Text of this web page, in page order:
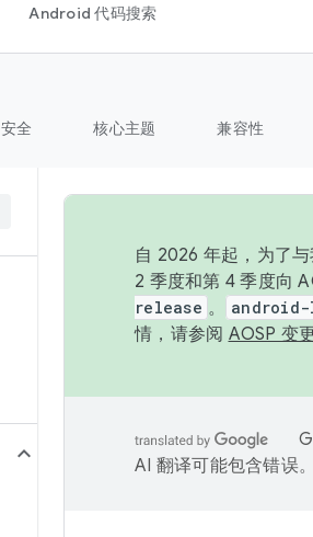
Android 代码搜索
安全 核心主题 兼容性
自 2026 年起，为了
2 季度和第 4 季度向
release 。
情，请参阅 AOSP 变
AI 翻译可能包含错误。